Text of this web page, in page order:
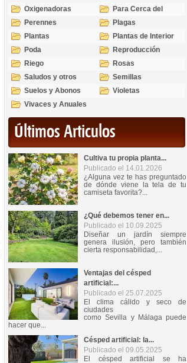
Oxigenadoras
Para Cerca del
Estanque
Perennes
Plagas
Plantas
Plantas de Interior
Poda
Reproducción
Riego
Rosas
Saludos y otros
temas
Semillas
Suelos y Abonos
Violetas
Vivaces y Anuales
Últimos Articulos
Cultiva tu propia planta...
Publicado el 14.01.2026
¿Alguna vez te has preguntado
de dónde viene la tela de tu
camiseta favorita?...
¿Qué debemos tener en...
Publicado el 10.09.2025
Diseñar un jardín siempre
genera ilusión, pero también
cierta responsabilidad,...
Ventajas del césped
artificial:...
Publicado el 25.07.2025
El clima cálido y seco de
ciudades
como Sevilla y Málaga puede
hacer que...
Césped artificial: la...
Publicado el 09.05.2025
El césped artificial se ha